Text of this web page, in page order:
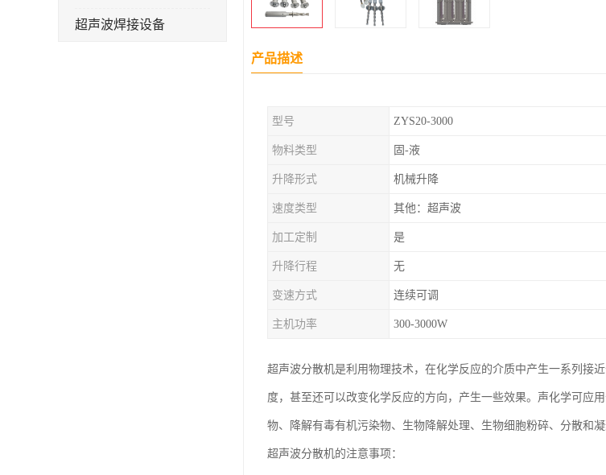
超声波焊接设备
产品描述
型号 ZYS20-3000
物料类型 固-液
升降形式 机械升降
速度类型 其他：超声波
加工定制 是
升降行程 无
变速方式 连续可调
主机功率 300-3000W
超声波分散机是利用物理技术，在化学反应的介质中产生一系列接
度，甚至还可以改变化学反应的方向，产生一些效果。声化学可应
物、降解有毒有机污染物、生物降解处理、生物细胞粉碎、分散和凝
超声波分散机的注意事项：